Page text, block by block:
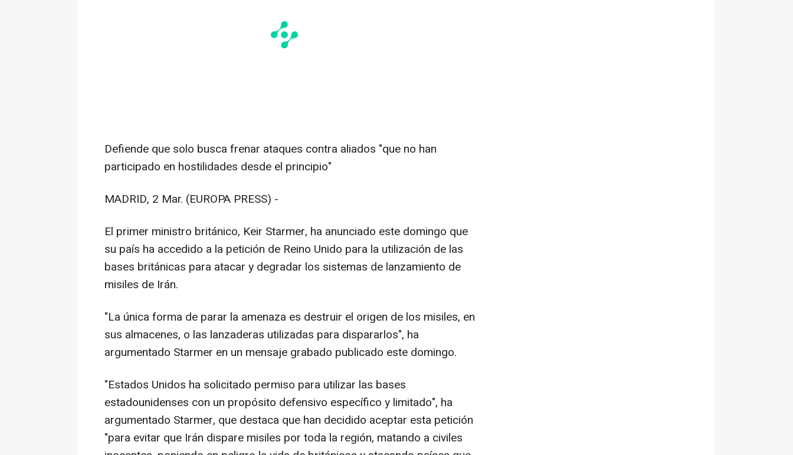
Defiende que solo busca frenar ataques contra aliados "que no han
participado en hostilidades desde el principio"
MADRID, 2 Mar. (EUROPA PRESS) -
El primer ministro británico, Keir Starmer, ha anunciado este domingo que
su país ha accedido a la petición de Reino Unido para la utilización de las
bases británicas para atacar y degradar los sistemas de lanzamiento de
misiles de Irán.
"La única forma de parar la amenaza es destruir el origen de los misiles, en
sus almacenes, o las lanzaderas utilizadas para dispararlos", ha
argumentado Starmer en un mensaje grabado publicado este domingo.
"Estados Unidos ha solicitado permiso para utilizar las bases
estadounidenses con un propósito defensivo específico y limitado", ha
argumentado Starmer, que destaca que han decidido aceptar esta petición
"para evitar que Irán dispare misiles por toda la región, matando a civiles